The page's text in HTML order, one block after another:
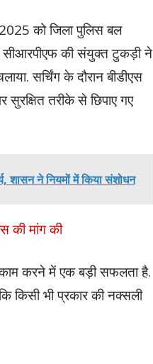
को जिला पुलिस बल
सीआरपीएफ की संयुक्त टुकड़ी ने
सर्चिंग के दौरान बीडीएस
तरीके से छिपाए गए
शासन ने नियमों में किया संशोधन
की मांग की
करने में एक बड़ी सफलता है.
किसी भी प्रकार की नक्सली